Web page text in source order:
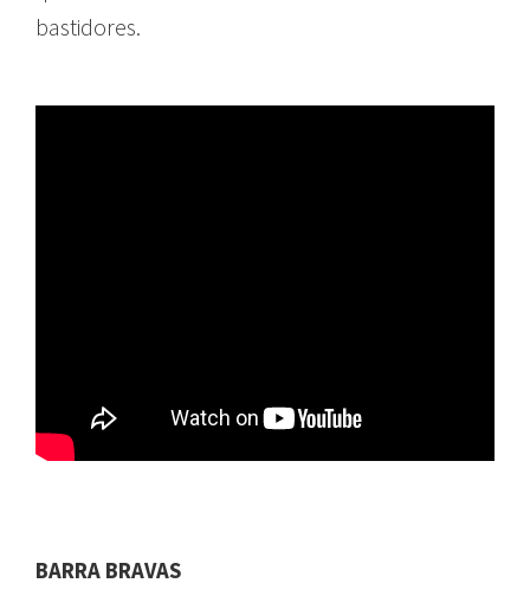
bastidores.
BARRA BRAVAS